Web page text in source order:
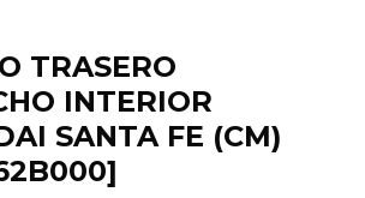
TRASERO
INTERIOR
SANTA FE (CM)